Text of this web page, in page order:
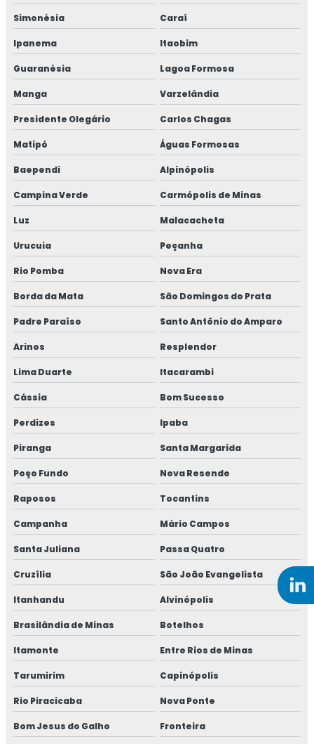
Máquina de projeção de concreto
Máquina de projeção de concreto refratário
Máquina de projetar concreto
Micro fibra para concreto
Microfibra concreto
Microfibra para concreto preço
Microfibra para pisos
Microfibra polipropileno para concreto
Microfibra de polipropileno para piso
Microfibra sintética para concreto
Microfibra de vidro para concreto
Mini bomba de concreto
Preço bomba de concreto
Preço de fibra de carbono para reforço estrutural
Reforço estrutural em fibra de carbono
Reforço fibra de carbono
Simonésia Caraí
Ipanema Itaobim
Guaranésia Lagoa Formosa
Manga Varzelândia
Presidente Olegário Carlos Chagas
Matipó Águas Formosas
Baependi Alpinópolis
Campina Verde Carmópolis de Minas
Luz Malacacheta
Urucuia Peçanha
Rio Pomba Nova Era
Borda da Mata São Domingos do Prata
Padre Paraíso Santo Antônio do Amparo
Arinos Resplendor
Lima Duarte Itacarambi
Cássia Bom Sucesso
Perdizes Ipaba
Piranga Santa Margarida
Poço Fundo Nova Resende
Raposos Tocantins
Campanha Mário Campos
Santa Juliana Passa Quatro
Cruzília São João Evangelista
Itanhandu Alvinópolis
Brasilândia de Minas Botelhos
Itamonte Entre Rios de Minas
Tarumirim Capinópolis
Rio Piracicaba Nova Ponte
Bom Jesus do Galho Fronteira